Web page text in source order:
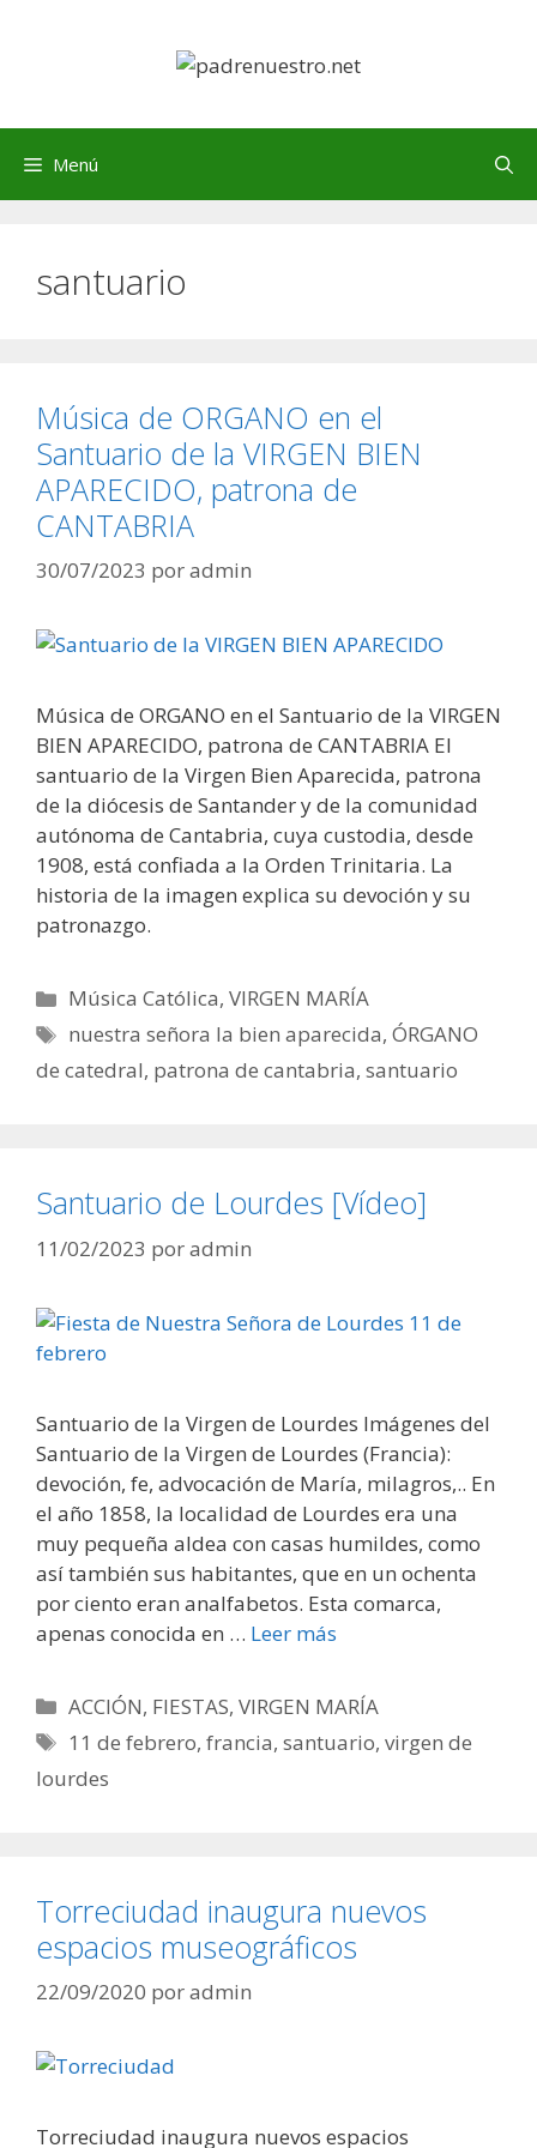
Menú
santuario
Música de ORGANO en el
Santuario de la VIRGEN BIEN
APARECIDO, patrona de
CANTABRIA
30/07/2023 poradmin
Música de ORGANO en el Santuario de la VIRGEN
BIEN APARECIDO, patrona de CANTABRIA El
santuario de la Virgen Bien Aparecida, patrona
de la diócesis de Santander y de la comunidad
autónoma de Cantabria, cuya custodia, desde
1908, está confiada a la Orden Trinitaria. La
historia de la imagen explica su devoción y su
patronazgo.
Categorías
Música Católica,VIRGEN MARÍA
Etiquetas
nuestra señora la bien aparecida,ÓRGANO
de catedral, patrona de cantabria, santuario
Santuario de Lourdes [Vídeo]
11/02/2023 poradmin
Santuario de la Virgen de Lourdes Imágenes del
Santuario de la Virgen de Lourdes (Francia):
devoción, fe, advocación de María, milagros,.. En
el año 1858, la localidad de Lourdes era una
muy pequeña aldea con casas humildes, como
así también sus habitantes, que en un ochenta
por ciento eran analfabetos. Esta comarca,
apenas conocida en … Leer más
Categorías
ACCIÓN, FIESTAS,VIRGEN MARÍA
Etiquetas
11 de febrero,francia,santuario,virgen de
lourdes
Torreciudad inaugura nuevos
espacios museográficos
22/09/2020 poradmin
Torreciudad inaugura nuevos espacios